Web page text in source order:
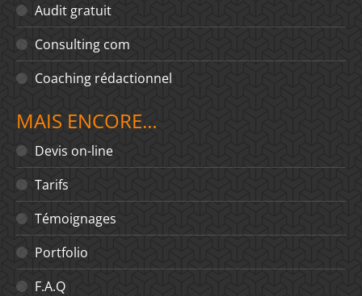
Audit gratuit
Consulting com
Coaching rédactionnel
MAIS ENCORE…
Devis on-line
Tarifs
Témoignages
Portfolio
F.A.Q